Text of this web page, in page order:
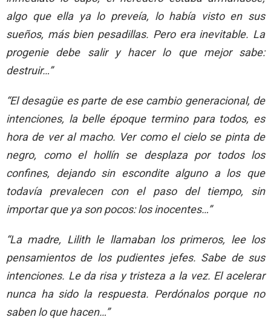
algo que ella ya lo preveía, lo había visto en sus
sueños, más bien pesadillas. Pero era inevitable. La
progenie debe salir y hacer lo que mejor sabe:
destruir…”
“El desagüe es parte de ese cambio generacional, de
intenciones, la belle époque termino para todos, es
hora de ver al macho. Ver como el cielo se pinta de
negro, como el hollín se desplaza por todos los
confines, dejando sin escondite alguno a los que
todavía prevalecen con el paso del tiempo, sin
importar que ya son pocos: los inocentes…”
“La madre, Lilith le llamaban los primeros, lee los
pensamientos de los pudientes jefes. Sabe de sus
intenciones. Le da risa y tristeza a la vez. El acelerar
nunca ha sido la respuesta. Perdónalos porque no
saben lo que hacen…”